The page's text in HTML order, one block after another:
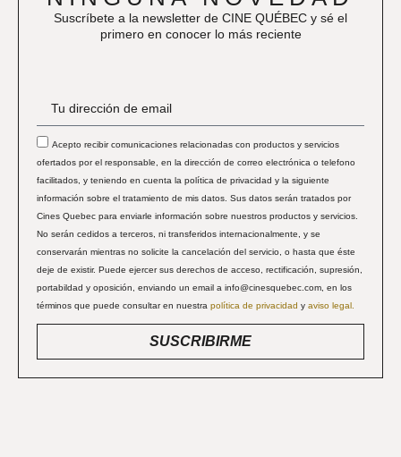
Suscríbete a la newsletter de CINE QUÉBEC y sé el
primero en conocer lo más reciente
Acepto recibir comunicaciones relacionadas con productos y servicios
ofertados por el responsable, en la dirección de correo electrónica o telefono
facilitados, y teniendo en cuenta la política de privacidad y la siguiente
información sobre el tratamiento de mis datos. Sus datos serán tratados por
Cines Quebec para enviarle información sobre nuestros productos y servicios.
No serán cedidos a terceros, ni transferidos internacionalmente, y se
conservarán mientras no solicite la cancelación del servicio, o hasta que éste
deje de existir. Puede ejercer sus derechos de acceso, rectificación, supresión,
portabildad y oposición, enviando un email a info@cinesquebec.com, en los
términos que puede consultar en nuestra política de privacidad y aviso legal.
SUSCRIBIRME